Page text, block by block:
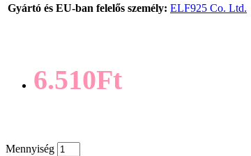
Gyártó és EU-ban felelős személy: ELF925 Co. Ltd.
6.510Ft
Mennyiség